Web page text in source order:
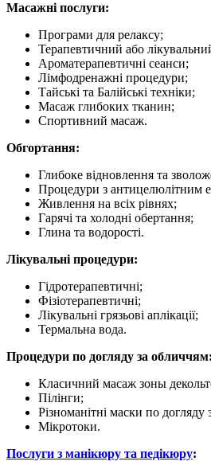
Масажні послуги:
Програми для релаксу;
Терапевтичний або
Ароматерапевтичні сеанси;
Лімфодренажні процедури;
Тайські та Балійські техніки;
Масаж глибоких тканин;
Спортивний масаж.
Обгортання:
Глибоке відновлення та
Процедури з антицелюлітним
Живлення на всіх рівнях;
Гарячі та холодні обертання;
Глина та водорості.
Лікувальні процедури:
Гідротерапевтичні;
Фізіотерапевтичні;
Лікувальні грязьові аплікації;
Термальна вода.
Процедури по догляду за обличчям:
Класичний масаж зоны
Пілінги;
Різноманітні маски по догляду
Мікротоки.
Послуги з манікюру та педікюру: